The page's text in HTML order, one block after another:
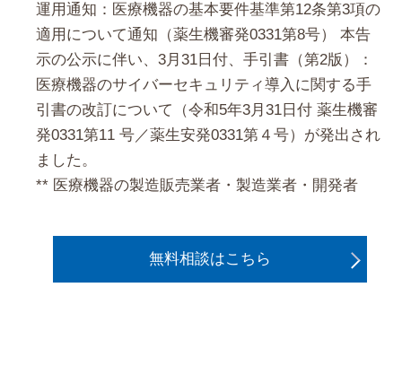
運用通知：医療機器の基本要件基準第12条第3項の
適用について通知（薬生機審発0331第8号） 本告
示の公示に伴い、3月31日付、手引書（第2版）：
医療機器のサイバーセキュリティ導入に関する手
引書の改訂について（令和5年3月31日付 薬生機審
発0331第11 号／薬生安発0331第４号）が発出され
ました。
** 医療機器の製造販売業者・製造業者・開発者
無料相談はこちら